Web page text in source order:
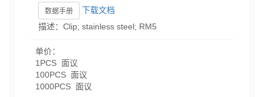
数据手册
下载文档
描述：Clip; stainless steel; RM5
单价：
1PCS 面议
100PCS 面议
1000PCS 面议